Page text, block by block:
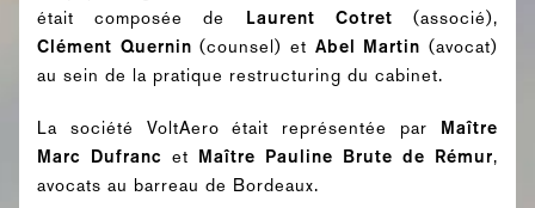
était composée de Laurent Cotret (associé),
Clément Quernin (counsel) et Abel Martin (avocat)
au sein de la pratique restructuring du cabinet.
La société VoltAero était représentée par Maître
Marc Dufranc et Maître Pauline Brute de Rémur,
avocats au barreau de Bordeaux.